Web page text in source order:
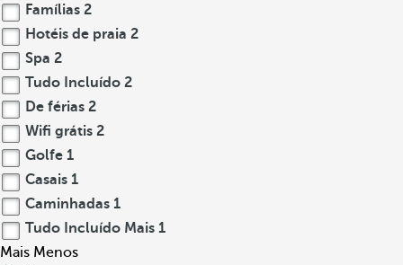
Famílias 2
Hotéis de praia 2
Spa 2
Tudo Incluído 2
De férias 2
Wifi grátis 2
Golfe 1
Casais 1
Caminhadas 1
Tudo Incluído Mais 1
Mais Menos